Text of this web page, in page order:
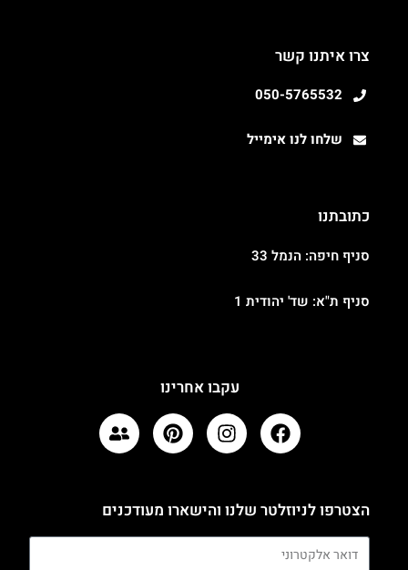
הצטרפו לניוזלטר שלנו והישארו מעודכנים
עקבו אחרינו
כתובתנו
סניף חיפה: הנמל 33
סניף ת"א: שד' יהודית 1
צרו איתנו קשר
050-5765532
שלחו לנו אימייל